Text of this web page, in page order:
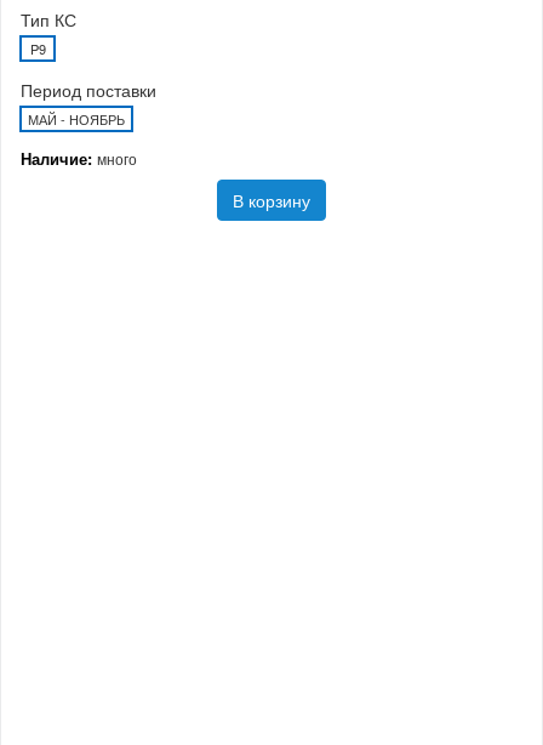
Тип КС
P9
Период поставки
МАЙ - НОЯБРЬ
Наличие: много
В корзину